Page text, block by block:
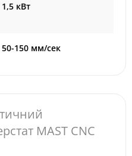
1,5 кВт
50-150 мм/сек
MAST CNC